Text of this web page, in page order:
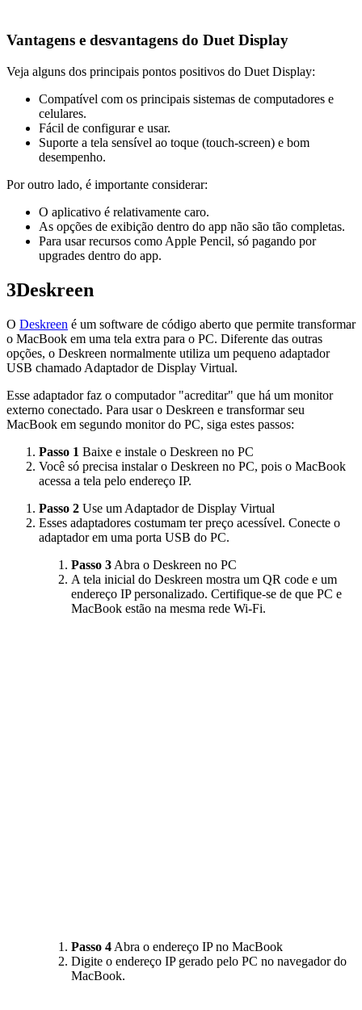
Vantagens e desvantagens do Duet Display
Veja alguns dos principais pontos positivos do Duet Display:
Compatível com os principais sistemas de computadores e
celulares.
Fácil de configurar e usar.
Suporte a tela sensível ao toque (touch-screen) e bom
desempenho.
Por outro lado, é importante considerar:
O aplicativo é relativamente caro.
As opções de exibição dentro do app não são tão completas.
Para usar recursos como Apple Pencil, só pagando por
upgrades dentro do app.
3Deskreen
O Deskreen é um software de código aberto que permite transformar
o MacBook em uma tela extra para o PC. Diferente das outras
opções, o Deskreen normalmente utiliza um pequeno adaptador
USB chamado Adaptador de Display Virtual.
Esse adaptador faz o computador "acreditar" que há um monitor
externo conectado. Para usar o Deskreen e transformar seu
MacBook em segundo monitor do PC, siga estes passos:
Passo 1 Baixe e instale o Deskreen no PC
Você só precisa instalar o Deskreen no PC, pois o MacBook
acessa a tela pelo endereço IP.
Passo 2 Use um Adaptador de Display Virtual
Esses adaptadores costumam ter preço acessível. Conecte o
adaptador em uma porta USB do PC.
Passo 3 Abra o Deskreen no PC
A tela inicial do Deskreen mostra um QR code e um
endereço IP personalizado. Certifique-se de que PC e
MacBook estão na mesma rede Wi-Fi.
Passo 4 Abra o endereço IP no MacBook
Digite o endereço IP gerado pelo PC no navegador do
MacBook.